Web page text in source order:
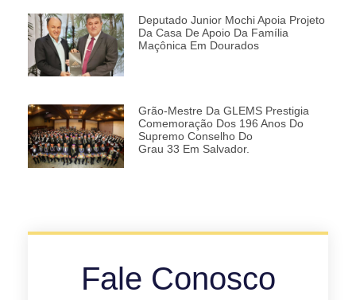
Deputado Junior Mochi Apoia Projeto
Da Casa De Apoio Da Família
Maçônica Em Dourados
Grão-Mestre Da GLEMS Prestigia
Comemoração Dos 196 Anos Do
Supremo Conselho Do
Grau 33 Em Salvador.
Fale Conosco